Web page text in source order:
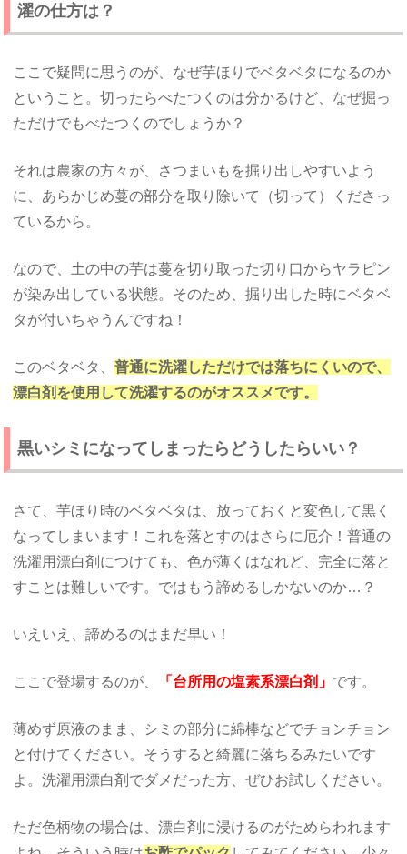
濯の仕方は？
ここで疑問に思うのが、なぜ芋ほりでベタベタになるのか
ということ。切ったらべたつくのは分かるけど、なぜ掘っ
ただけでもべたつくのでしょうか？
それは農家の方々が、さつまいもを掘り出しやすいよう
に、あらかじめ蔓の部分を取り除いて（切って）くださっ
ているから。
なので、土の中の芋は蔓を切り取った切り口からヤラピン
が染み出している状態。そのため、掘り出した時にベタベ
タが付いちゃうんですね！
このベタベタ、普通に洗濯しただけでは落ちにくいので、
漂白剤を使用して洗濯するのがオススメです。
黒いシミになってしまったらどうしたらいい？
さて、芋ほり時のベタベタは、放っておくと変色して黒く
なってしまいます！これを落とすのはさらに厄介！普通の
洗濯用漂白剤につけても、色が薄くはなれど、完全に落と
すことは難しいです。ではもう諦めるしかないのか…？
いえいえ、諦めるのはまだ早い！
ここで登場するのが、 「台所用の塩素系漂白剤」 です。
薄めず原液のまま、シミの部分に綿棒などでチョンチョン
と付けてください。そうすると綺麗に落ちるみたいです
よ。洗濯用漂白剤でダメだった方、ぜひお試しください。
ただ色柄物の場合は、漂白剤に浸けるのがためらわれます